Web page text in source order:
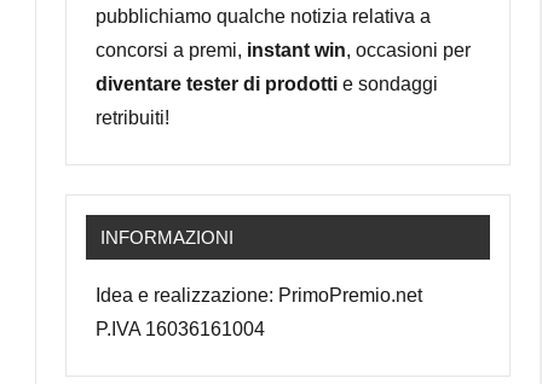
pubblichiamo qualche notizia relativa a
concorsi a premi, instant win, occasioni per
diventare tester di prodotti e sondaggi
retribuiti!
INFORMAZIONI
Idea e realizzazione: PrimoPremio.net
P.IVA 16036161004